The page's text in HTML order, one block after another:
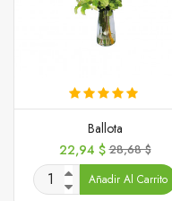
Ballota
Precio
22,94 $Precio
base
28,68 $
Añadir Al Carrito